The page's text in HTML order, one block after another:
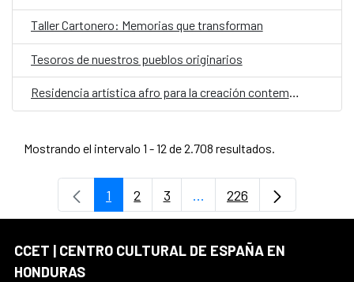
Taller Cartonero: Memorias que transforman
Tesoros de nuestros pueblos originarios
Residencia artística afro para la creación contemporánea colaborativa con comunidades garífunas
Mostrando el intervalo 1 - 12 de 2.708 resultados.
Página
1 Página
2 Página
3 ...Páginas intermedias Use
Página
226
CCET | CENTRO CULTURAL DE ESPAÑA EN
HONDURAS